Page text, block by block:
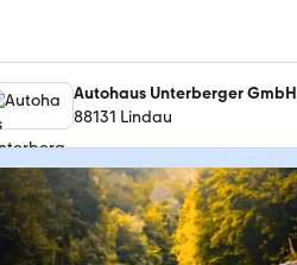
Autohaus Unterberger GmbH
88131 Lindau